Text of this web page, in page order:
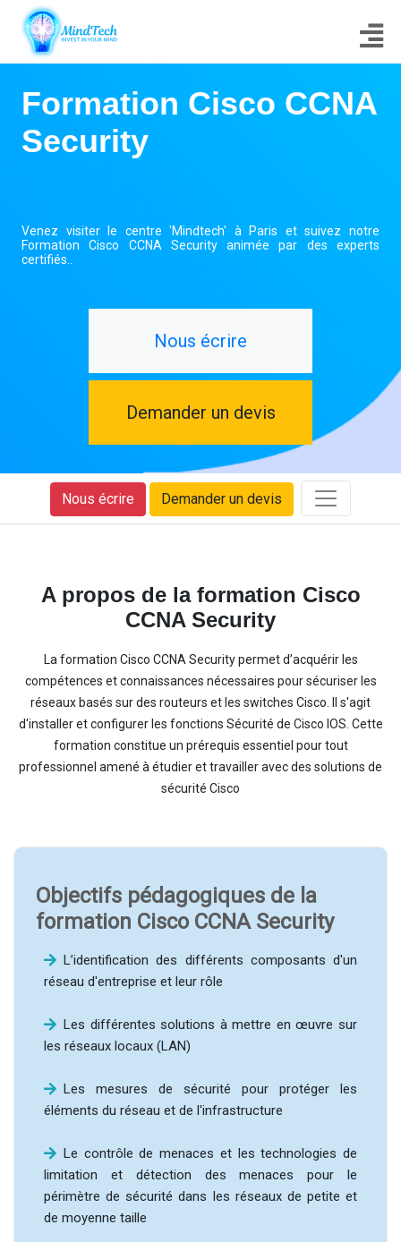
Formation Cisco CCNA
Security
Venez visiter le centre 'Mindtech' à Paris et suivez notre
Formation Cisco CCNA Security animée par des experts
certifiés..
Nous écrire
Demander un devis
Nous écrire Demander un devis
A propos de la formation Cisco
CCNA Security
La formation Cisco CCNA Security permet d’acquérir les
compétences et connaissances nécessaires pour sécuriser les
réseaux basés sur des routeurs et les switches Cisco. Il s'agit
d'installer et configurer les fonctions Sécurité de Cisco IOS. Cette
formation constitue un prérequis essentiel pour tout
professionnel amené à étudier et travailler avec des solutions de
sécurité Cisco
Objectifs pédagogiques de la
formation Cisco CCNA Security
L’identification des différents composants d'un
réseau d'entreprise et leur rôle
Les différentes solutions à mettre en œuvre sur
les réseaux locaux (LAN)
Les mesures de sécurité pour protéger les
éléments du réseau et de l'infrastructure
Le contrôle de menaces et les technologies de
limitation et détection des menaces pour le
périmètre de sécurité dans les réseaux de petite et
de moyenne taille